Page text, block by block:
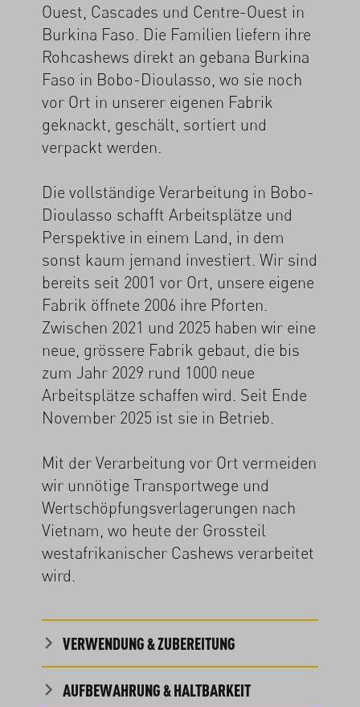
Ouest, Cascades und Centre-Ouest in
Burkina Faso. Die Familien liefern ihre
Rohcashews direkt an gebana Burkina
Faso in Bobo-Dioulasso, wo sie noch
vor Ort in unserer eigenen Fabrik
geknackt, geschält, sortiert und
verpackt werden.
Die vollständige Verarbeitung in Bobo-
Dioulasso schafft Arbeitsplätze und
Perspektive in einem Land, in dem
sonst kaum jemand investiert. Wir sind
bereits seit 2001 vor Ort, unsere eigene
Fabrik öffnete 2006 ihre Pforten.
Zwischen 2021 und 2025 haben wir eine
neue, grössere Fabrik gebaut, die bis
zum Jahr 2029 rund 1000 neue
Arbeitsplätze schaffen wird. Seit Ende
November 2025 ist sie in Betrieb.
Mit der Verarbeitung vor Ort vermeiden
wir unnötige Transportwege und
Wertschöpfungsverlagerungen nach
Vietnam, wo heute der Grossteil
westafrikanischer Cashews verarbeitet
wird.
VERWENDUNG & ZUBEREITUNG
AUFBEWAHRUNG & HALTBARKEIT